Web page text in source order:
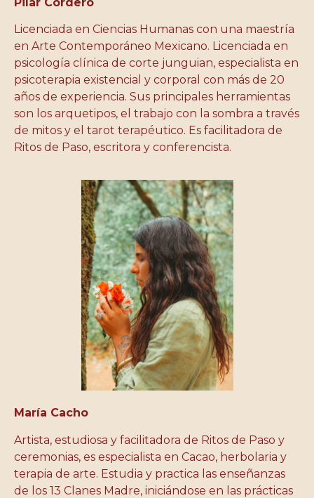
Licenciada en Ciencias Humanas con una maestría
en Arte Contemporáneo Mexicano. Licenciada en
psicología clínica de corte junguian, especialista en
psicoterapia existencial y corporal con más de 20
años de experiencia. Sus principales herramientas
son los arquetipos, el trabajo con la sombra a través
de mitos y el tarot terapéutico. Es facilitadora de
Ritos de Paso, escritora y conferencista.
María Cacho
Artista, estudiosa y facilitadora de Ritos de Paso y
ceremonias, es especialista en Cacao, herbolaria y
terapia de arte. Estudia y practica las enseñanzas
de los 13 Clanes Madre, iniciándose en las prácticas